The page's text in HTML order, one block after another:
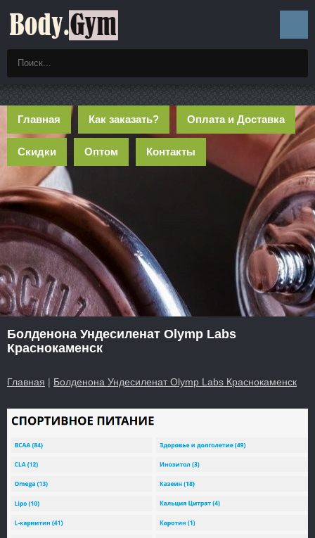
Главная Как заказать? Оплата и Доставка
Скидки Оптом Контакты
Болденона Ундесиленат Olymp Labs
Краснокаменск
Главная | Болденона Ундесиленат Olymp Labs Краснокаменск